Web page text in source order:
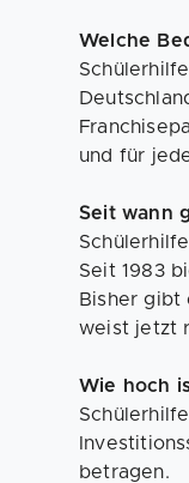
Welche
und für
Seit wann
Seit 1983
Bisher gibt
weist jetzt
Wie hoch
betragen.